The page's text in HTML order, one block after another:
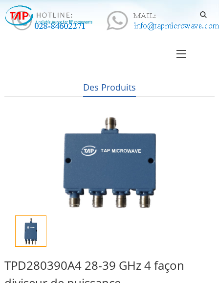
Des Produits
TPD280390A4 28-39 GHz 4 façon